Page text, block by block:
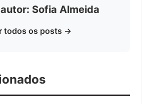
Sofia Almeida
todos os posts →